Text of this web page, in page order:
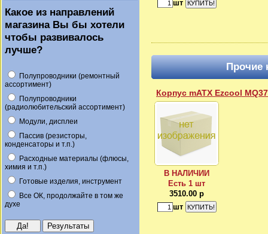
Какое из направлений
магазина Вы бы хотели
чтобы развивалось
лучше?
Полупроводники (ремонтный
ассортимент)
Полупроводники
(радиолюбительский ассортимент)
Модули, дисплеи
Пассив (резисторы,
конденсаторы и т.п.)
Расходные материалы (флюсы,
химия и т.п.)
Готовые изделия, инструмент
Все ОК, продолжайте в том же
духе
шт
Прочие
Корпус mATX Ezcool
В НАЛИЧИИ
Есть 1 шт
3510.00 р
шт